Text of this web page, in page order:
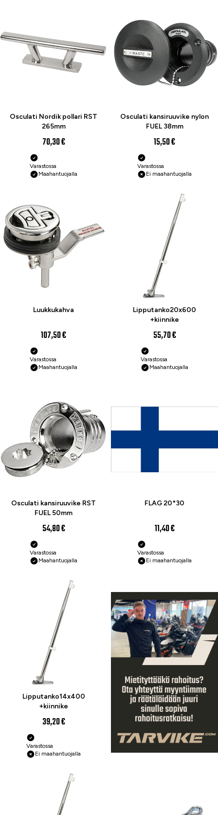
Osculati Nordik pollari RST
265mm
70,30 €
Varastossa
Maahantuojalla
Osculati kansiruuvike nylon
FUEL 38mm
15,50 €
Varastossa
Ei maahantuojalla
Luukkukahva
107,50 €
Varastossa
Maahantuojalla
Lipputanko20x600
+kiinnike
55,70 €
Varastossa
Maahantuojalla
Osculati kansiruuvike RST
FUEL 50mm
54,80 €
Varastossa
Maahantuojalla
FLAG 20*30
11,40 €
Varastossa
Ei maahantuojalla
Lipputanko14x400
+kiinnike
39,20 €
Varastossa
Ei maahantuojalla